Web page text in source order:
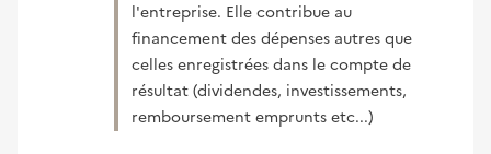
l'entreprise. Elle contribue au
financement des dépenses autres que
celles enregistrées dans le compte de
résultat (dividendes, investissements,
remboursement emprunts etc...)